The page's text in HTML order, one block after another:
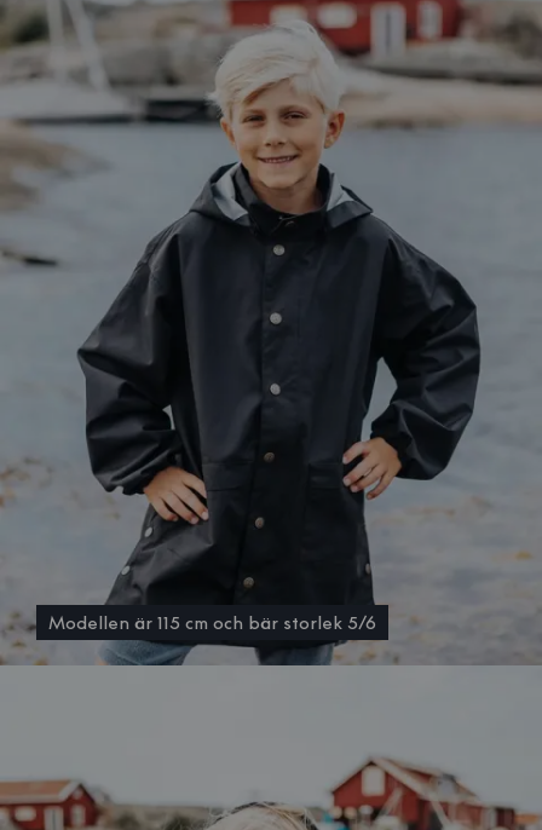
Modellen är 115 cm och bär storlek 5/6